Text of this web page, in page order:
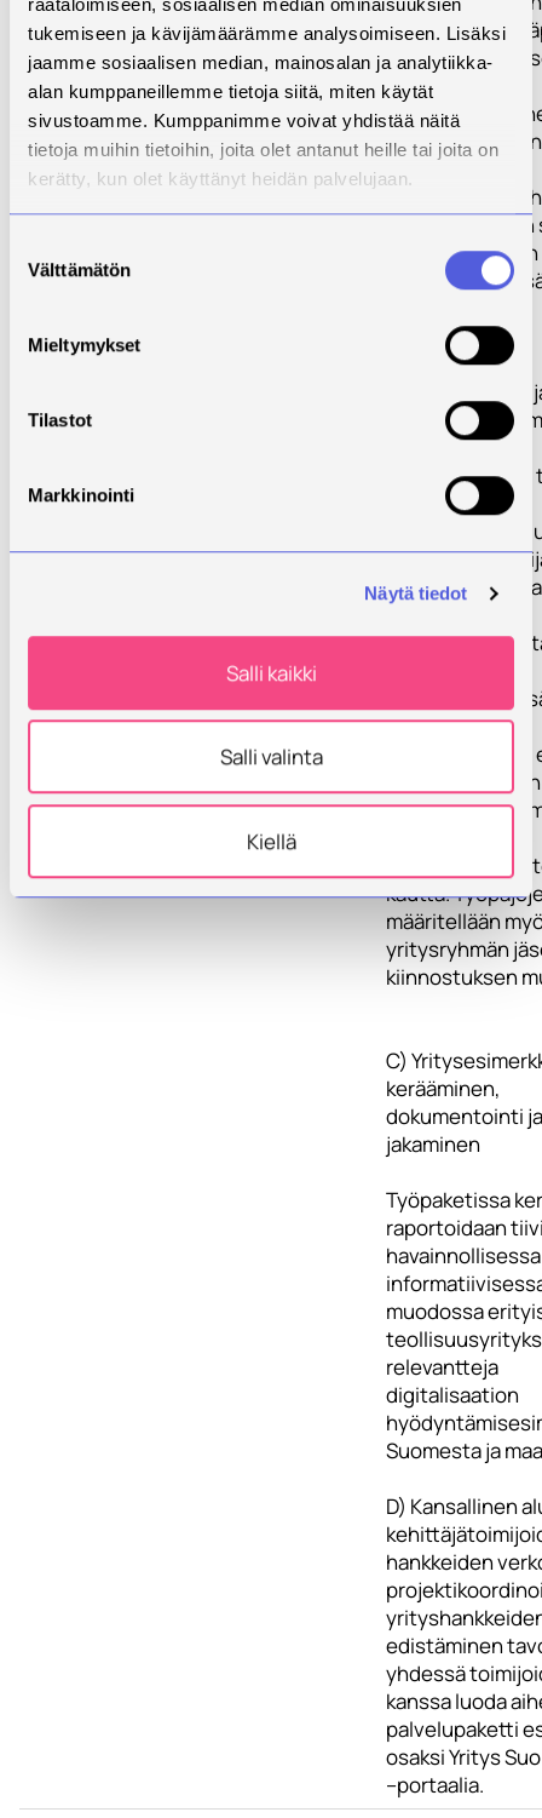
räätälöimiseen, sosiaalisen median ominaisuuksien
tukemiseen ja kävijämäärämme analysoimiseen. Lisäksi
jaamme sosiaalisen median, mainosalan ja analytiikka-
alan kumppaneillemme tietoja siitä, miten käytät
sivustoamme. Kumppanimme voivat yhdistää näitä
tietoja muihin tietoihin, joita olet antanut heille tai joita on
kerätty, kun olet käyttänyt heidän palvelujaan.
valinta
Välttämätön
Mieltymykset
Tilastot
Markkinointi
Näytä tiedot
Salli kaikki
Salli valinta
Kiellä
viemällä niissä
Tämän pohjalta
kehitetään
työkalu
tunnistamiseen
yritysten
B) Yritysten
valmentaminen
työpajojen
Projektin
järjestämään
jossa
tietoa
Yritysryhmän
digitalisaation
hyödyntämisen
alueisiin voidaan
paneutua
kautta.
määritellään
yritysryhmän
kiinnostuksen
C)
kerääminen,
dokumentointi ja
jakaminen
Työpaketissa
raportoidaan
muodossa
relevantteja
digitalisaation
Suomesta ja
D) Kansallinen
hankkeiden
edistäminen
yhdessä
kanssa luoda
palvelupaketti
osaksi Yritys
–portaalia.